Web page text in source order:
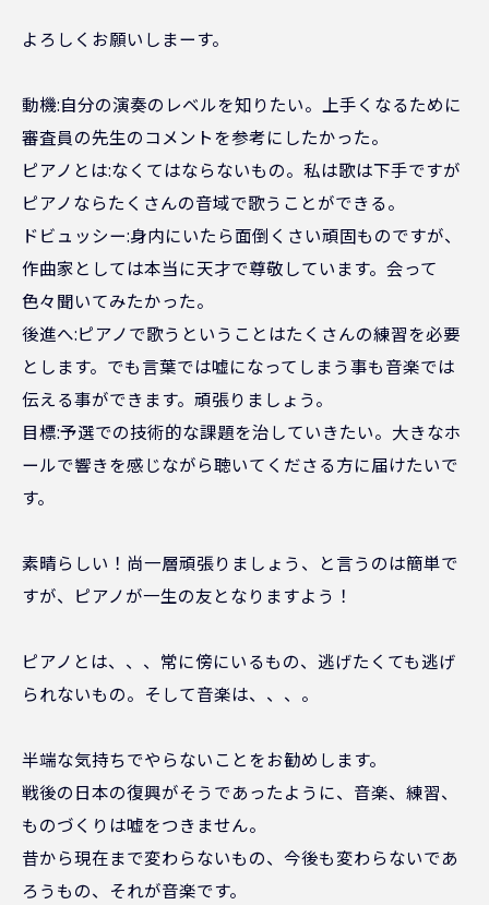
よろしくお願いしまーす。
動機:自分の演奏のレベルを知りたい。上手くなるために
審査員の先生のコメントを参考にしたかった。
ピアノとは:なくてはならないもの。私は歌は下手ですが
ピアノならたくさんの音域で歌うことができる。
ドビュッシー:身内にいたら面倒くさい頑固ものですが、
作曲家としては本当に天才で尊敬しています。会って
色々聞いてみたかった。
後進へ:ピアノで歌うということはたくさんの練習を必要
とします。でも言葉では嘘になってしまう事も音楽では
伝える事ができます。頑張りましょう。
目標:予選での技術的な課題を治していきたい。大きなホ
ールで響きを感じながら聴いてくださる方に届けたいで
す。
素晴らしい！尚一層頑張りましょう、と言うのは簡単で
すが、ピアノが一生の友となりますよう！
ピアノとは、、、常に傍にいるもの、逃げたくても逃げ
られないもの。そして音楽は、、、。
半端な気持ちでやらないことをお勧めします。
戦後の日本の復興がそうであったように、音楽、練習、
ものづくりは嘘をつきません。
昔から現在まで変わらないもの、今後も変わらないであ
ろうもの、それが音楽です。